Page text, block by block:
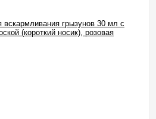
вскармливания грызунов 30 мл с
(короткий носик), розовая